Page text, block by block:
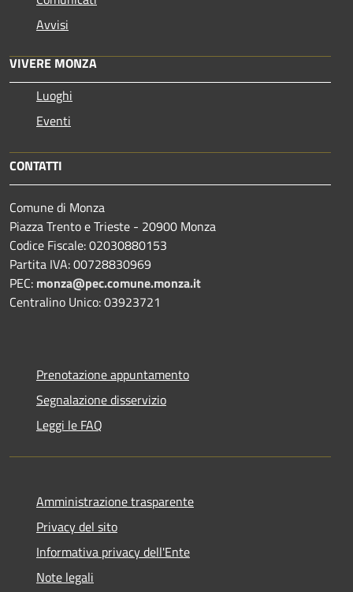
Avvisi
VIVERE MONZA
Luoghi
Eventi
CONTATTI
Comune di Monza
Piazza Trento e Trieste - 20900 Monza
Codice Fiscale: 02030880153
Partita IVA: 00728830969
PEC: monza@pec.comune.monza.it
Centralino Unico: 03923721
Prenotazione appuntamento
Segnalazione disservizio
Leggi le FAQ
Amministrazione trasparente
Privacy del sito
Informativa privacy dell'Ente
Note legali